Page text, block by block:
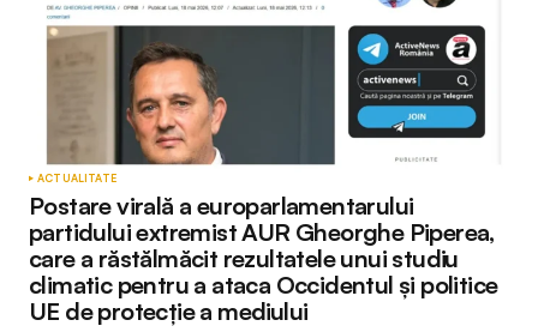
ACTUALITATE
Postare virală a europarlamentarului
partidului extremist AUR Gheorghe Piperea,
care a răstălmăcit rezultatele unui studiu
climatic pentru a ataca Occidentul și politice
UE de protecție a mediului